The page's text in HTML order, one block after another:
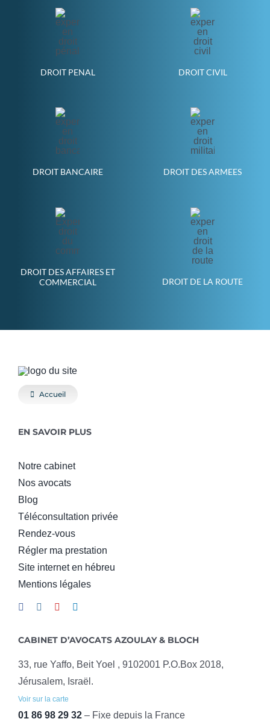
DROIT PENAL DROIT CIVIL
DROIT BANCAIRE DROIT DES ARMEES
DROIT DES AFFAIRES ET
COMMERCIAL
DROIT DE LA ROUTE
Accueil
EN SAVOIR PLUS
Notre cabinet
Nos avocats
Blog
Téléconsultation privée
Rendez-vous
Régler ma prestation
Site internet en hébreu
Mentions légales
CABINET D’AVOCATS AZOULAY & BLOCH
33, rue Yaffo, Beit Yoel , 9102001 P.O.Box 2018,
Jérusalem, Israël.
Voir sur la carte
01 86 98 29 32– Fixe depuis la France